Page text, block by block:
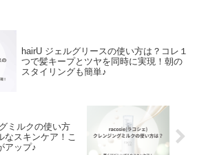
ができます。
hairU ジェルグリースの使い方は？コレ１
つで髪キープとツヤを同時に実現！朝の
スタイリングも簡単♪
ミルクの使い方
なスキンケア！こ
アップ♪